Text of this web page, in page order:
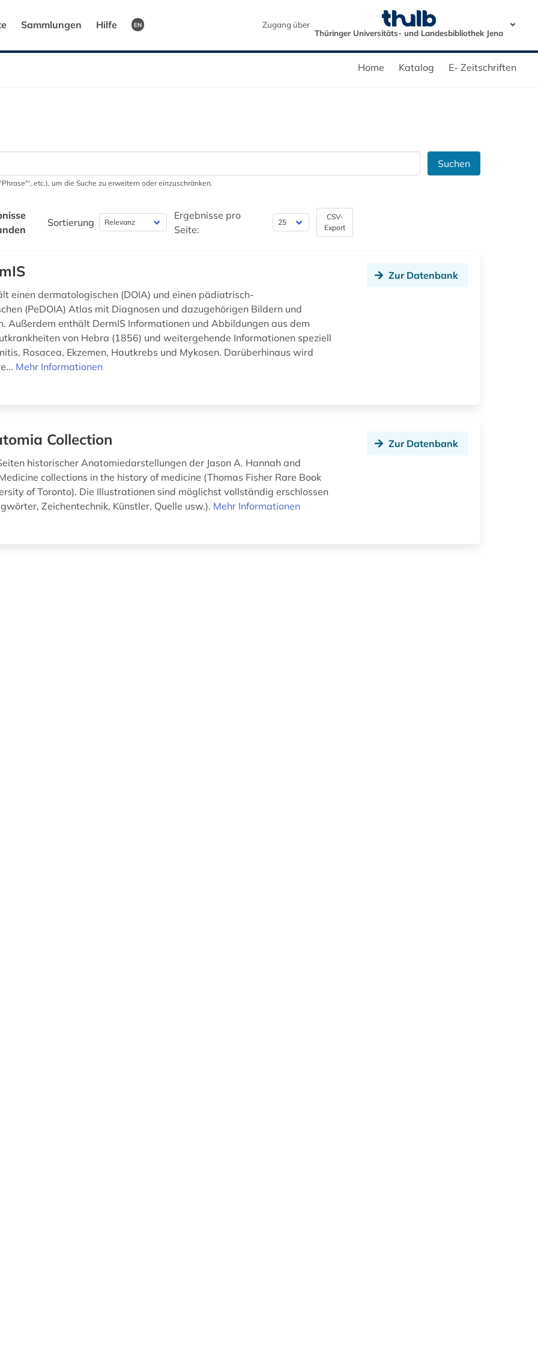
Sammlungen Hilfe EN
Zugang über
Thüringer Universitäts- und Landesbibliothek Jena
Home Katalog E- Zeitschriften
Suchen
etc.), um die Suche zu erweitern oder einzuschränken.
Sortierung
Ergebnisse pro
Seite:
CSV-
Export
einen dermatologischen (DOIA) und einen pädiatrisch-
(PeDOIA) Atlas mit Diagnosen und dazugehörigen Bildern und
Außerdem enthält DermIS Informationen und Abbildungen aus dem
von Hebra (1856) und weitergehende Informationen speziell
Rosacea, Ekzemen, Hautkrebs und Mykosen. Darüberhinaus wird
Mehr Informationen
Zur Datenbank
Collection
historischer Anatomiedarstellungen der Jason A. Hannah and
collections in the history of medicine (Thomas Fisher Rare Book
of Toronto). Die Illustrationen sind möglichst vollständig erschlossen
Zeichentechnik, Künstler, Quelle usw.). Mehr Informationen
Zur Datenbank